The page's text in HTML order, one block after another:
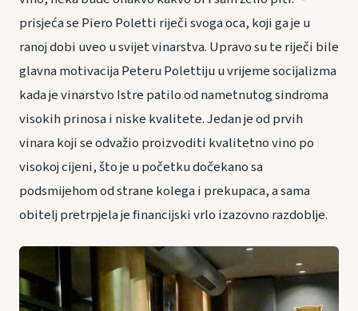
prisjeća se Piero Poletti riječi svoga oca, koji ga je u
ranoj dobi uveo u svijet vinarstva. Upravo su te riječi bile
glavna motivacija Peteru Polettiju u vrijeme socijalizma
kada je vinarstvo Istre patilo od nametnutog sindroma
visokih prinosa i niske kvalitete. Jedan je od prvih
vinara koji se odvažio proizvoditi kvalitetno vino po
visokoj cijeni, što je u početku dočekano sa
podsmijehom od strane kolega i prekupaca, a sama
obitelj pretrpjela je financijski vrlo izazovno razdoblje.